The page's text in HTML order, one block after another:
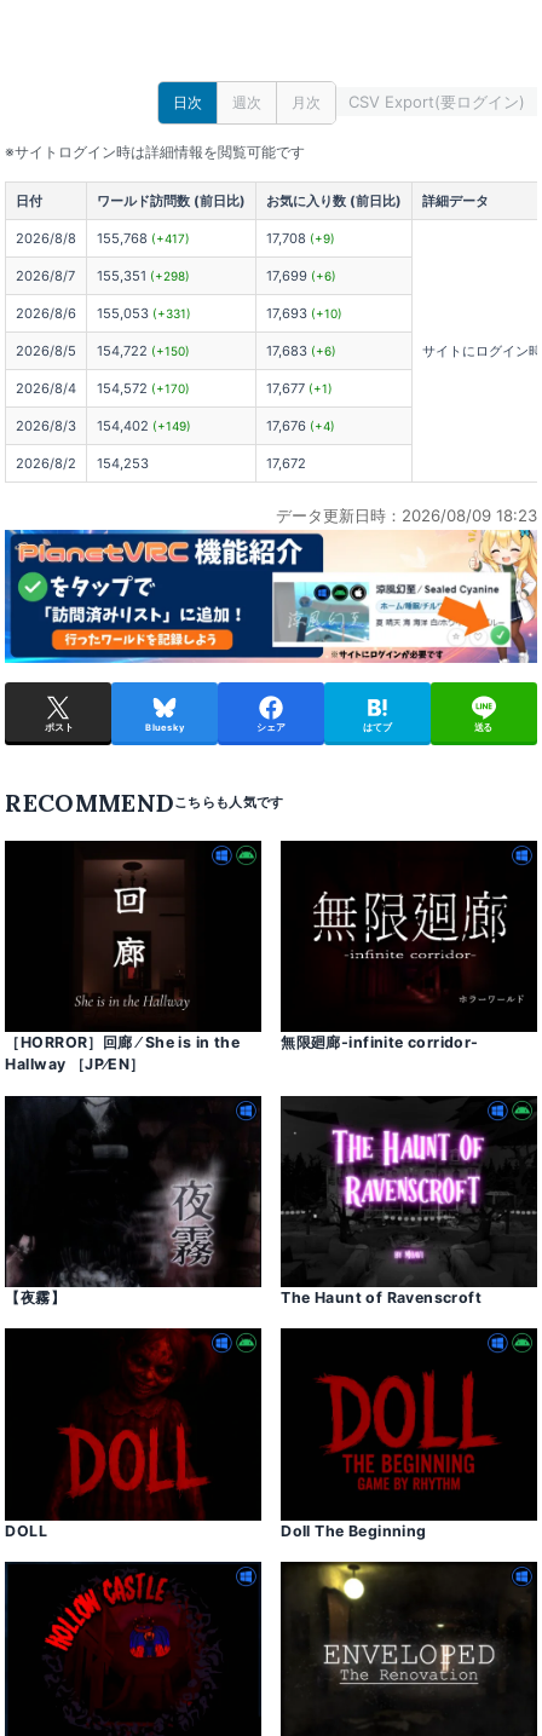
日次 週次 月次 CSV Export(要ログイン)
※サイトログイン時は詳細情報を閲覧可能です
日付 ワールド訪問数 (前日比) お気に入り数 (前日比) 詳細データ
2026/8/8 155,768 (+417) 17,708 (+9)
サイトにログイン
2026/8/7 155,351 (+298) 17,699 (+6)
2026/8/6 155,053 (+331) 17,693 (+10)
2026/8/5 154,722 (+150) 17,683 (+6)
2026/8/4 154,572 (+170) 17,677 (+1)
2026/8/3 154,402 (+149) 17,676 (+4)
2026/8/2 154,253 17,672
データ更新日時：2026/08/09 18:23
ポスト Bluesky シェア はてブ 送る
RECOMMEND
［HORROR］回廊 ⁄ She is in the
Hallway ［JP⁄EN］
無限廻廊-infinite corridor-
【夜霧】 The Haunt of Ravenscroft
DOLL Doll The Beginning